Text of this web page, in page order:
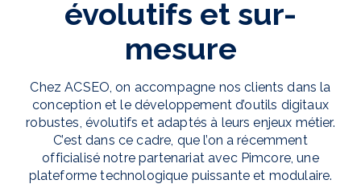
évolutifs et sur-
mesure
Chez ACSEO, on accompagne nos clients dans la
conception et le développement d’outils digitaux
robustes, évolutifs et adaptés à leurs enjeux métier.
C’est dans ce cadre, que l’on a récemment
officialisé notre partenariat avec Pimcore, une
plateforme technologique puissante et modulaire.